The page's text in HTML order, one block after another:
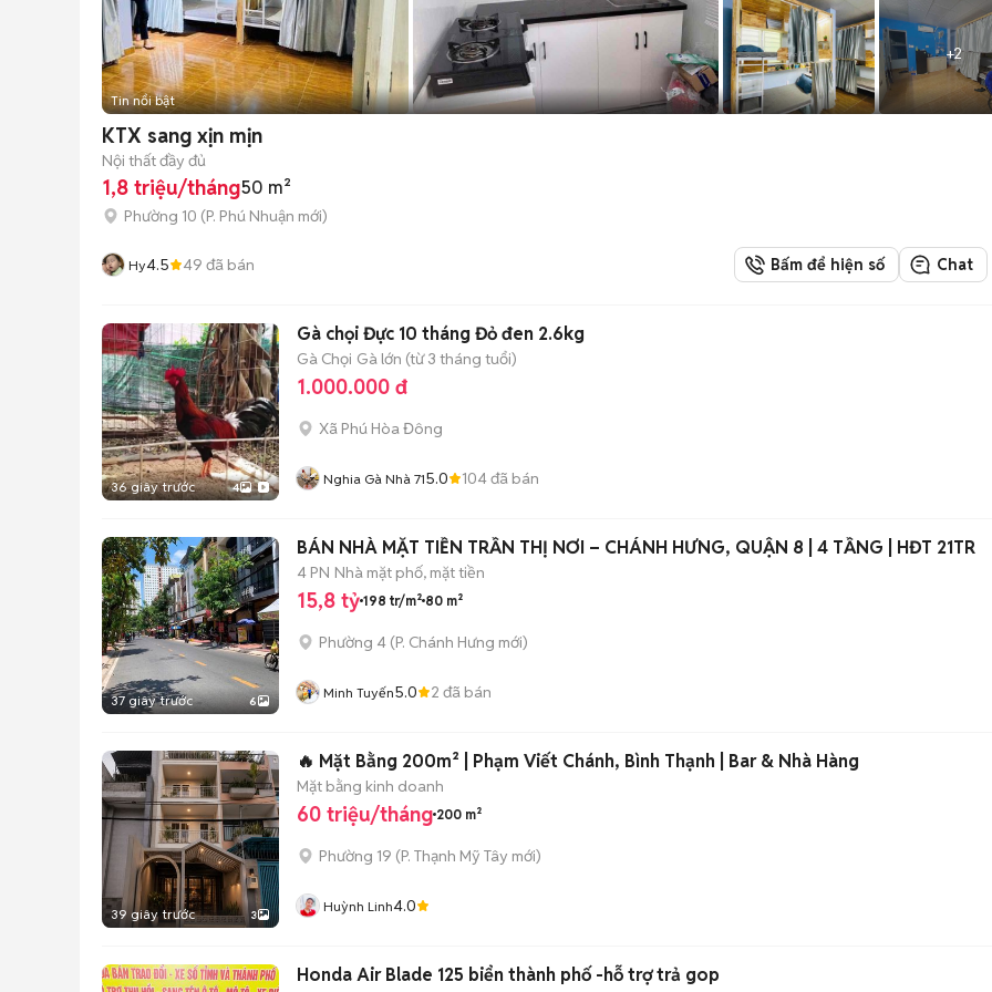
+2
Tin nổi bật
KTX sang xịn mịn
Nội thất đầy đủ
1,8 triệu/tháng50 m²
Phường 10 (P. Phú Nhuận mới)
Hy4.5 49 đã bán Bấm để hiện số Chat
36 giây trước 4
Gà chọi Đực 10 tháng Đỏ đen 2.6kg
Gà Chọi Gà lớn (từ 3 tháng tuổi)
1.000.000 đ
Xã Phú Hòa Đông
Nghia Gà Nhà 715.0 104đã bán
37 giây trước 6
BÁN NHÀ MẶT TIỀN TRẦN THỊ NƠI – CHÁNH HƯNG, QUẬN 8 | 4 TẦNG | HĐT 21TR
4 PN Nhà mặt phố, mặt tiền
15,8 tỷ 198 tr/m² 80 m²
Phường 4 (P. Chánh Hưng mới)
Minh Tuyến5.0 2 đã bán
39 giây trước 3
🔥 Mặt Bằng 200m² | Phạm Viết Chánh, Bình Thạnh | Bar & Nhà Hàng
Mặt bằng kinh doanh
60 triệu/tháng 200 m²
Phường 19 (P. Thạnh Mỹ Tây mới)
Huỳnh Linh4.0
Honda Air Blade 125 biển thành phố -hỗ trợ trả gop